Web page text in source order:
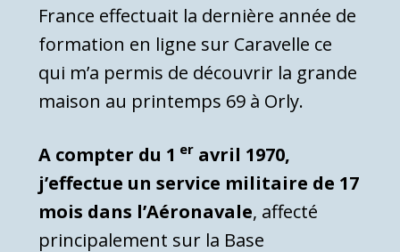
France effectuait la dernière année de
formation en ligne sur Caravelle ce
qui m’a permis de découvrir la grande
maison au printemps 69 à Orly.
A compter du 1 eravril 1970,
j’effectue un service militaire de 17
mois dans l’Aéronavale, affecté
principalement sur la Base